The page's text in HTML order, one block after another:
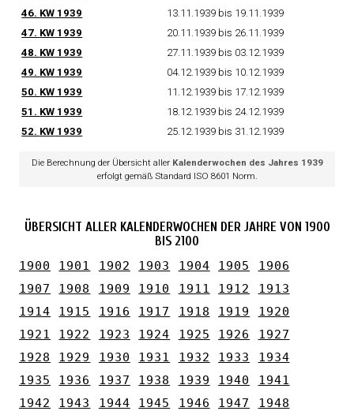
46. KW 1939
13.11.1939 bis 19.11.1939
47. KW 1939
20.11.1939 bis 26.11.1939
48. KW 1939
27.11.1939 bis 03.12.1939
49. KW 1939
04.12.1939 bis 10.12.1939
50. KW 1939
11.12.1939 bis 17.12.1939
51. KW 1939
18.12.1939 bis 24.12.1939
52. KW 1939 25.12.1939 bis 31.12.1939
Die Berechnung der Übersicht aller Kalenderwochen des Jahres 1939
erfolgt gemäß Standard ISO 8601 Norm.
ÜBERSICHT ALLER KALENDERWOCHEN DER JAHRE VON 1900
BIS 2100
1900 1901 1902 1903 1904 1905
1906
1907
1908 1909 1910 1911 1912
1913
1914
1915 1916 1917 1918 1919
1920
1921
1922 1923 1924 1925 1926
1927
1928
1929 1930 1931 1932 1933
1934
1935
1936 1937 1938 1939 1940
1941
1942
1943 1944 1945 1946 1947
1948